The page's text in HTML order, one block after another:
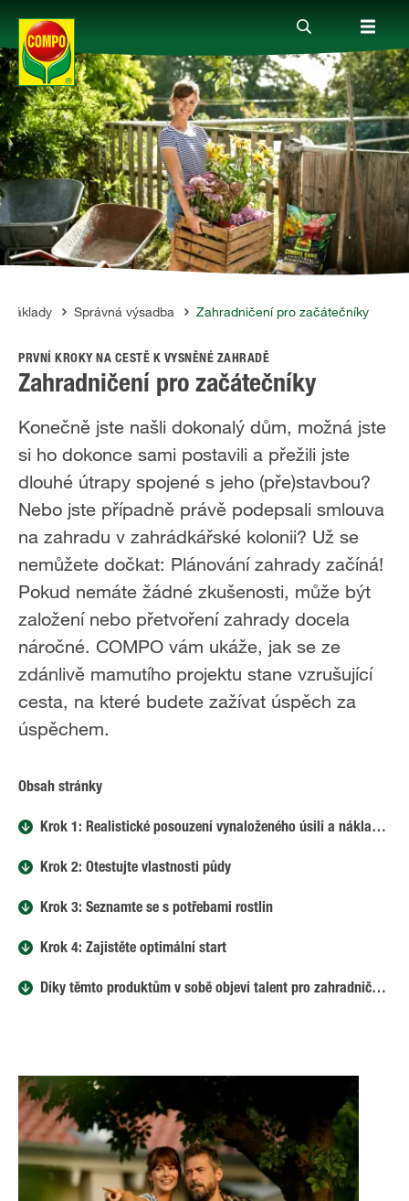
Produkty
Rady a tipy
Témata
Kde koupit
Společnost
Základy Správná výsadba Zahradničení pro začátečníky
PRVNÍ KROKY NA CESTĚ K VYSNĚNÉ ZAHRADĚ
Zahradničení pro začátečníky
Konečně jste našli dokonalý dům, možná jste
si ho dokonce sami postavili a přežili jste
dlouhé útrapy spojené s jeho (pře)stavbou?
Nebo jste případně právě podepsali smlouva
na zahradu v zahrádkářské kolonii? Už se
nemůžete dočkat: Plánování zahrady začíná!
Pokud nemáte žádné zkušenosti, může být
založení nebo přetvoření zahrady docela
náročné. COMPO vám ukáže, jak se ze
zdánlivě mamutího projektu stane vzrušující
cesta, na které budete zažívat úspěch za
úspěchem.
Obsah stránky
Krok 1: Realistické posouzení vynaloženého úsilí a nákladů na plánování a údržbu
Krok 2: Otestujte vlastnosti půdy
Krok 3: Seznamte se s potřebami rostlin
Krok 4: Zajistěte optimální start
Díky těmto produktům v sobě objeví talent pro zahradničení i začátečníci